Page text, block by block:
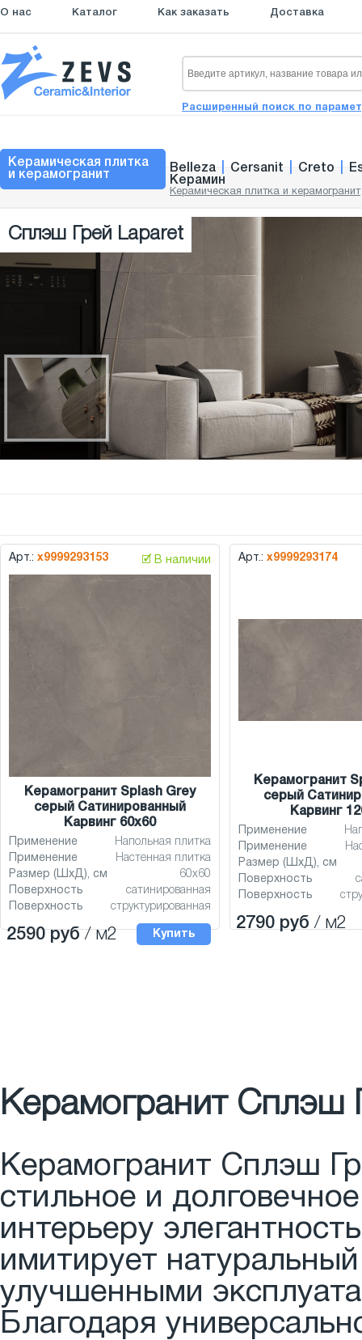
О нас Каталог Как заказать Доставка
Расширенный поиск по
Керамическая плитка
и керамогранит
Belleza Cersanit Creto
Керамин
Керамическая плитка и керамогранит
Сплэш Грей Laparet
Арт.: х9999293153 🗹 В наличии
Керамогранит Splash Grey
серый Сатинированный
Карвинг 60x60
Применение
Напольная плитка
Применение
Настенная плитка
Размер (ШхД), см
60x60
Поверхность
сатинированная
Поверхность
структурированная
2590 руб/ м2 Купить
Арт.: х9999293174
Керамогранит
серый
Карвинг
Применение
Применение
Размер (ШхД), см
Поверхность
Поверхность
2790 руб / м2
Керамогранит Сплэш
Керамогранит Сплэш
стильное и
интерьеру
имитирует
улучшенными
Благодаря